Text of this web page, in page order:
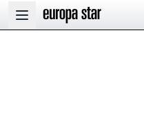
Open main menu